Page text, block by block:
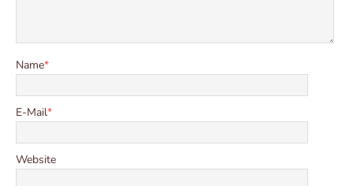
Name*
E-Mail*
Website